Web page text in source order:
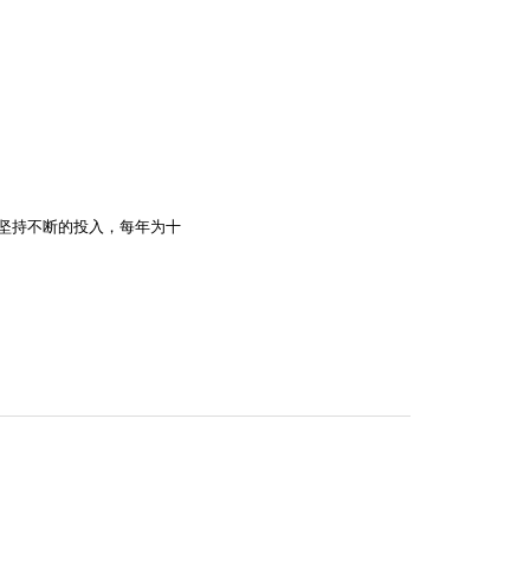
持不断的投入，每年为十